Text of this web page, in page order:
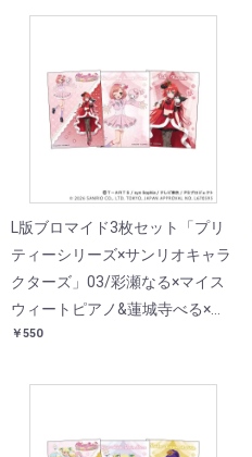
L版ブロマイド3枚セット「プリ
ティーシリーズ×サンリオキャラ
クターズ」03/彩瀬なる×マイス
ウィートピアノ&蓮城寺べる×ク
ロミ(コラボイラスト)
￥550